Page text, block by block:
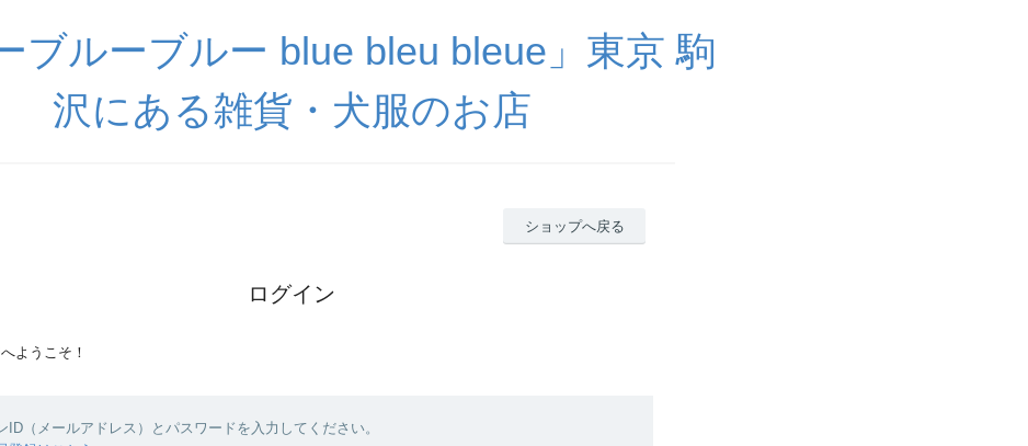
ブルーブルー blue bleu bleue」東京 駒
沢にある雑貨・犬服のお店
ショップへ戻る
ログイン
ようこそ！
ID（メールアドレス）とパスワードを入力してください。